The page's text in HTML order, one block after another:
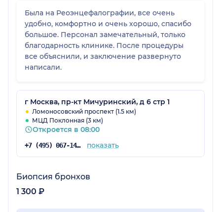
Была на Реоэнцефалографии, все очень
удобно, комфортно и очень хорошо, спасибо
большое. Персонал замечательный, только
благодарность клинике. После процедуры
все объяснили, и заключение развернуто
написали.
г Москва, пр-кт Мичуринский, д 6 стр 1
Ломоносовский проспект (1.5 км)
МЦД Поклонная (3 км)
Откроется в 08:00
+7 (495) 067-14-29 показать
Биопсия бронхов
1 300 ₽